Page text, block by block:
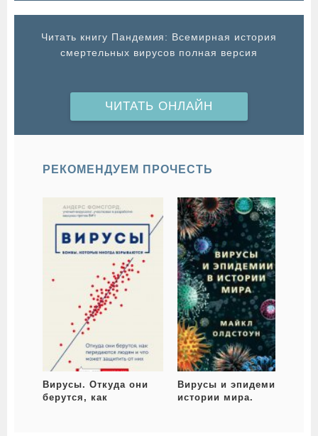
Читать книгу Пандемия: Всемирная история
смертельных вирусов полная версия
ЧИТАТЬ ОНЛАЙН
РЕКОМЕНДУЕМ ПРОЧЕСТЬ
Вирусы. Откуда они
берутся, как
Вирусы и эпидемии в
истории мира.